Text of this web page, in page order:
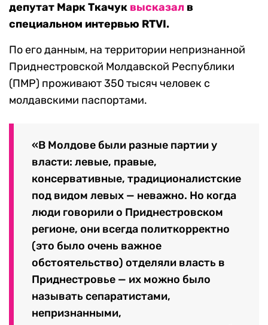
депутат Марк Ткачук высказал в
специальном интервью RTVI.
По его данным, на территории непризнанной
Приднестровской Молдавской Республики
(ПМР) проживают 350 тысяч человек с
молдавскими паспортами.
«В Молдове были разные партии у
власти: левые, правые,
консервативные, традиционалистские
под видом левых — неважно. Но когда
люди говорили о Приднестровском
регионе, они всегда политкорректно
(это было очень важное
обстоятельство) отделяли власть в
Приднестровье — их можно было
называть сепаратистами,
непризнанными,